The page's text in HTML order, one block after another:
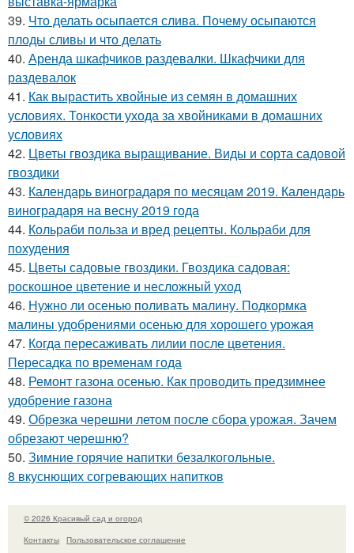
39. Что делать осыпается слива. Почему осыпаются
плоды сливы и что делать
40. Аренда шкафчиков раздевалки. Шкафчики для
раздевалок
41. Как вырастить хвойные из семян в домашних
условиях. Тонкости ухода за хвойниками в домашних
условиях
42. Цветы гвоздика выращивание. Виды и сорта садовой
гвоздики
43. Календарь виноградаря по месяцам 2019. Календарь
виноградаря на весну 2019 года
44. Кольраби польза и вред рецепты. Кольраби для
похудения
45. Цветы садовые гвоздики. Гвоздика садовая:
роскошное цветение и несложный уход
46. Нужно ли осенью поливать малину. Подкормка
малины удобрениями осенью для хорошего урожая
47. Когда пересаживать лилии после цветения.
Пересадка по временам года
48. Ремонт газона осенью. Как проводить предзимнее
удобрение газона
49. Обрезка черешни летом после сбора урожая. Зачем
обрезают черешню?
50. Зимние горячие напитки безалкогольные.
8 вкуснющих согревающих напитков
© 2026 Красивый сад и огород
Контакты
Пользовательское соглашение